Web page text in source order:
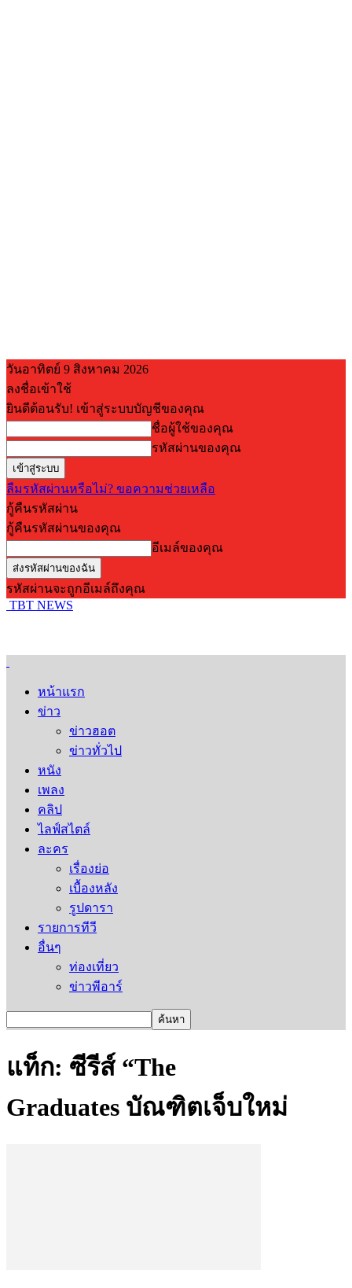
วันอาทิตย์ 9 สิงหาคม 2026
ลงชื่อเข้าใช้
ยินดีต้อนรับ! เข้าสู่ระบบบัญชีของคุณ
ชื่อผู้ใช้ของคุณ
รหัสผ่านของคุณ
ลืมรหัสผ่านหรือไม่? ขอความช่วยเหลือ
กู้คืนรหัสผ่าน
กู้คืนรหัสผ่านของคุณ
อีเมล์ของคุณ
รหัสผ่านจะถูกอีเมล์ถึงคุณ
TBT NEWS
หน้าแรก
ข่าว
ข่าวฮอต
ข่าวทั่วไป
หนัง
เพลง
คลิป
ไลฟ์สไตล์
ละคร
เรื่องย่อ
เบื้องหลัง
รูปดารา
รายการทีวี
อื่นๆ
ท่องเที่ยว
ข่าวพีอาร์
แท็ก: ซีรีส์ “The
Graduates บัณฑิตเจ็บใหม่